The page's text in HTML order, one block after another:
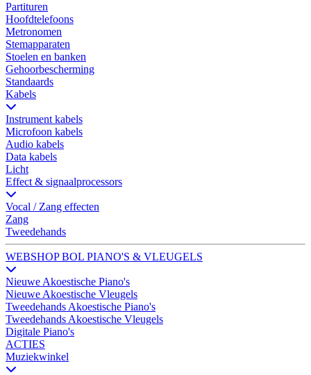
Partituren
Hoofdtelefoons
Metronomen
Stemapparaten
Stoelen en banken
Gehoorbescherming
Standaards
Kabels
Instrument kabels
Microfoon kabels
Audio kabels
Data kabels
Licht
Effect & signaalprocessors
Vocal / Zang effecten
Zang
Tweedehands
WEBSHOP BOL PIANO'S & VLEUGELS
Nieuwe Akoestische Piano's
Nieuwe Akoestische Vleugels
Tweedehands Akoestische Piano's
Tweedehands Akoestische Vleugels
Digitale Piano's
ACTIES
Muziekwinkel